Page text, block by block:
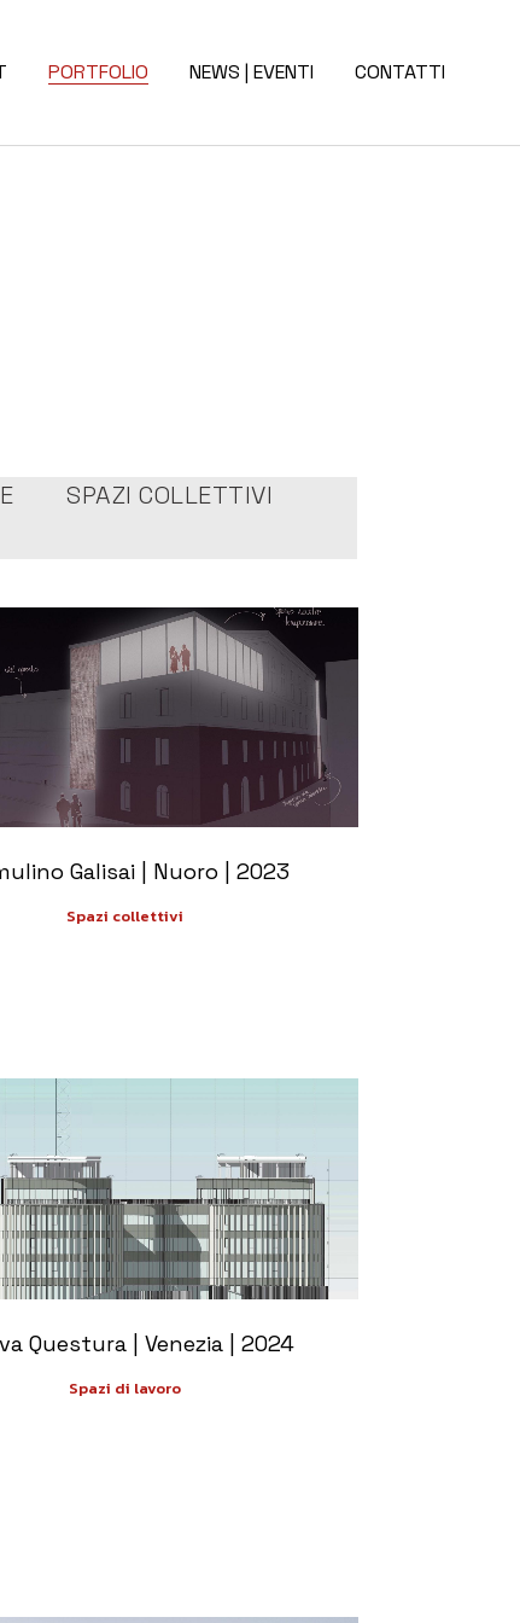
PORTFOLIO NEWS | EVENTI CONTATTI
SPAZI COLLETTIVI
+
Galisai | Nuoro | 2023
Spazi collettivi
+
Questura | Venezia | 2024
Spazi di lavoro